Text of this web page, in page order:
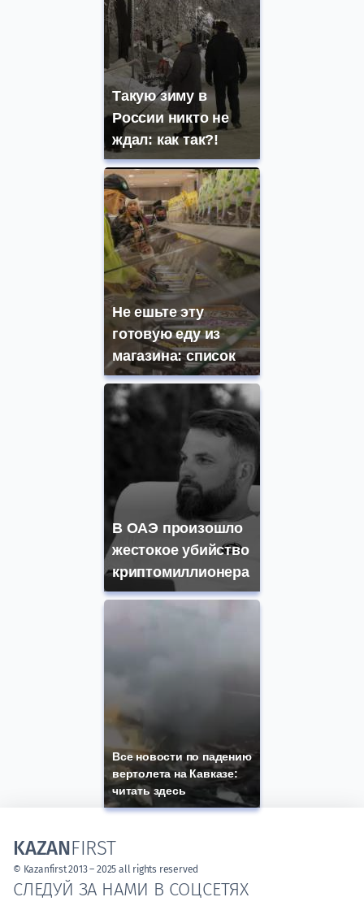
Такую зиму в
России никто не
ждал: как так?!
Не ешьте эту
готовую еду из
магазина: список
В ОАЭ произошло
жестокое убийство
криптомиллионера
Все новости по падению
вертолета на Кавказе:
читать здесь
СЛЕДУЙ ЗА НАМИ В СОЦСЕТЯХ
KAZANFIRST
© Kazanfirst 2013 – 2025 all rights reserved